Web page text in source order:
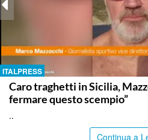
ITALPRESS
Caro traghetti in Sicilia,
fermare questo scempio”
..
Continua a